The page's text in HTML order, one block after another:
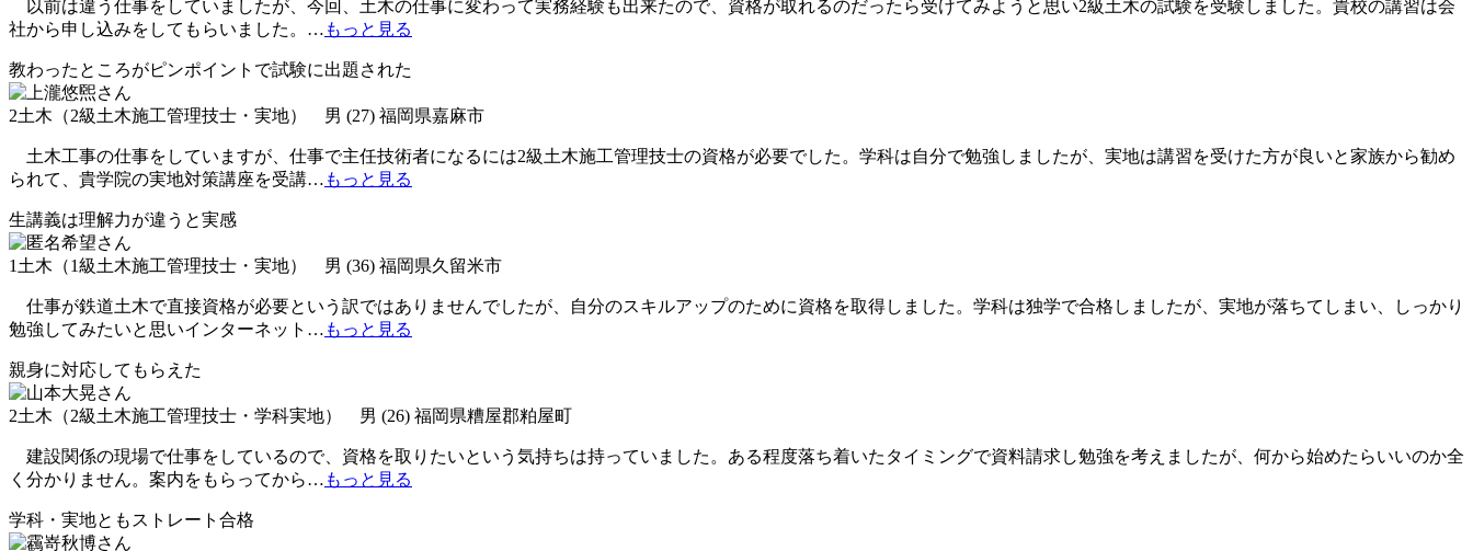
以前は違う仕事をしていましたが、今回、土木の仕事に変わって実務経験も出来たので、資格が取れるのだったら受けてみようと思い2級土木の試験を受験しました。貴校の講習は会
社から申し込みをしてもらいました。 … もっと見る
教わったところがピンポイントで試験に出題された
2土木（2級土木施工管理技士・実地） 男 (27) 福岡県嘉麻市
土木工事の仕事をしていますが、仕事で主任技術者になるには2級土木施工管理技士の資格が必要でした。学科は自分で勉強しましたが、実地は講習を受けた方が良いと家族から勧め
られて、貴学院の実地対策講座を受講… もっと見る
生講義は理解力が違うと実感
1土木（1級土木施工管理技士・実地） 男 (36) 福岡県久留米市
仕事が鉄道土木で直接資格が必要という訳ではありませんでしたが、自分のスキルアップのために資格を取得しました。学科は独学で合格しましたが、実地が落ちてしまい、しっかり
勉強してみたいと思いインターネット … もっと見る
親身に対応してもらえた
2土木（2級土木施工管理技士・学科実地） 男 (26) 福岡県糟屋郡粕屋町
建設関係の現場で仕事をしているので、資格を取りたいという気持ちは持っていました。ある程度落ち着いたタイミングで資料請求し勉強を考えましたが、何から始めたらいいのか全
く分かりません。案内をもらってから… もっと見る
学科・実地ともストレート合格